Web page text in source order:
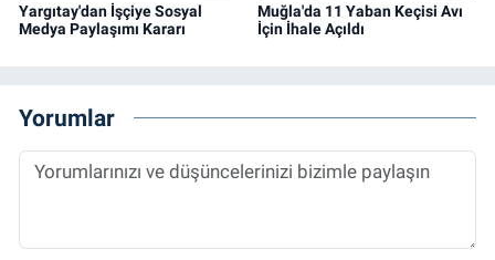
Yargıtay'dan İşçiye Sosyal
Medya Paylaşımı Kararı
Muğla'da 11 Yaban Keçisi Avı
İçin İhale Açıldı
Yorumlar